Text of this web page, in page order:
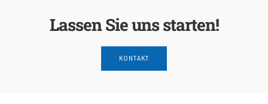
Lassen Sie uns starten!
KONTAKT